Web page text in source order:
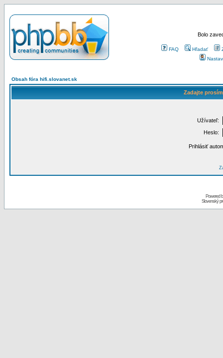
Bolo
FAQ Hľadať
Obsah fóra hifi.slovanet.sk
Zadajte
Užívateľ:
Heslo:
Prihlásiť
Powered
Slovenský